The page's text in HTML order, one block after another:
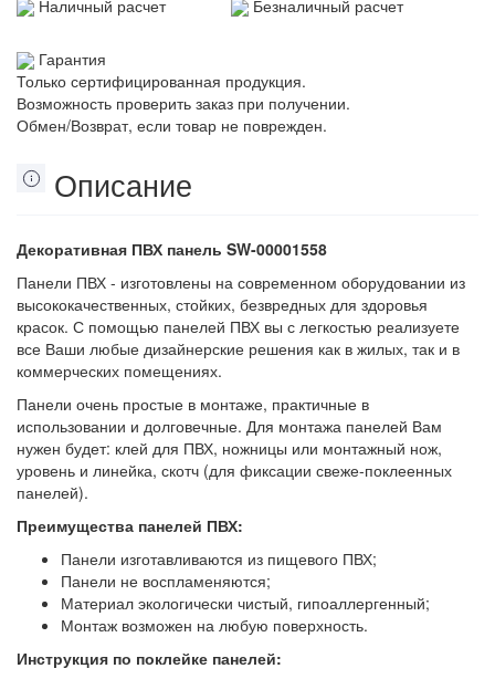
Наличный расчет Безналичный расчет
Гарантия
Только сертифицированная продукция.
Возможность проверить заказ при получении.
Обмен/Возврат, если товар не поврежден.
Описание
Декоративная ПВХ панель SW-00001558
Панели ПВХ - изготовлены на современном оборудовании из
высококачественных, стойких, безвредных для здоровья
красок. С помощью панелей ПВХ вы с легкостью реализуете
все Ваши любые дизайнерские решения как в жилых, так и в
коммерческих помещениях.
Панели очень простые в монтаже, практичные в
использовании и долговечные. Для монтажа панелей Вам
нужен будет: клей для ПВХ, ножницы или монтажный нож,
уровень и линейка, скотч (для фиксации свеже-поклеенных
панелей).
Преимущества панелей ПВХ:
Панели изготавливаются из пищевого ПВХ;
Панели не воспламеняются;
Материал экологически чистый, гипоаллергенный;
Монтаж возможен на любую поверхность.
Инструкция по поклейке панелей: